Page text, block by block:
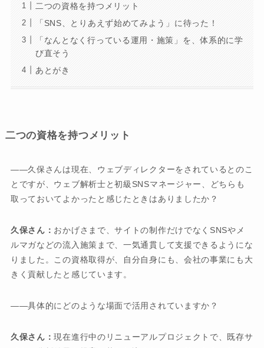
二つの資格を持つメリット
「SNS、とりあえず始めてみよう」に待った！
「なんとなく行っている運用・施策」を、体系的に学
び直そう
あとがき
二つの資格を持つメリット
――久保さんは現在、ウェブディレクターをされているとのこ
とですが、ウェブ解析士と初級SNSマネージャー、どちらも
取っておいてよかったと感じたときはありましたか？
久保さん： おかげさまで、サイトの制作だけでなくSNSやメ
ルマガなどの流入施策まで、一気通貫して支援できるようにな
りました。この資格取得が、自分自身にも、会社の事業にも大
きく貢献したと感じています。
――具体的にどのような場面で活用されていますか？
久保さん：現在進行中のリニューアルプロジェクトで、既存サ